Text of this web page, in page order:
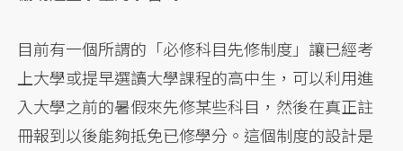
目前有一個所謂的「必修科目先修制度」讓已經考
上大學或提早選讀大學課程的高中生，可以利用進
入大學之前的暑假來先修某些科目，然後在真正註
冊報到以後能夠抵免已修學分。這個制度的設計是